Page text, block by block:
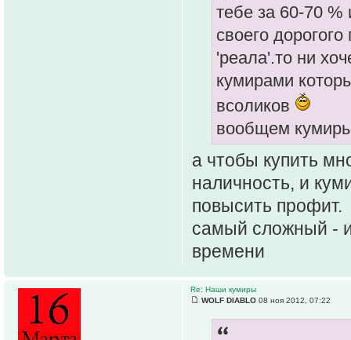
тебе за 60-70 %
своего
'реала'.то ни
кумирами
всоликов
вообщем
а чтобы купить
наличность, и
повысить профит.
самый сложный -
времени
Re: Наши кумиры
WOLF DIABLO 08 ноя 2012, 07:22